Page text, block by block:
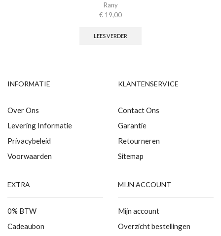
Rany
€ 19,00
LEES VERDER
INFORMATIE
Over Ons
Levering Informatie
Privacybeleid
Voorwaarden
KLANTENSERVICE
Contact Ons
Garantie
Retourneren
Sitemap
EXTRA
0% BTW
Cadeaubon
MIJN ACCOUNT
Mijn account
Overzicht bestellingen